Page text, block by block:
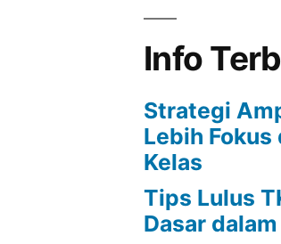
Info
Strategi
Lebih
Kelas
Tips Lulus
Dasar